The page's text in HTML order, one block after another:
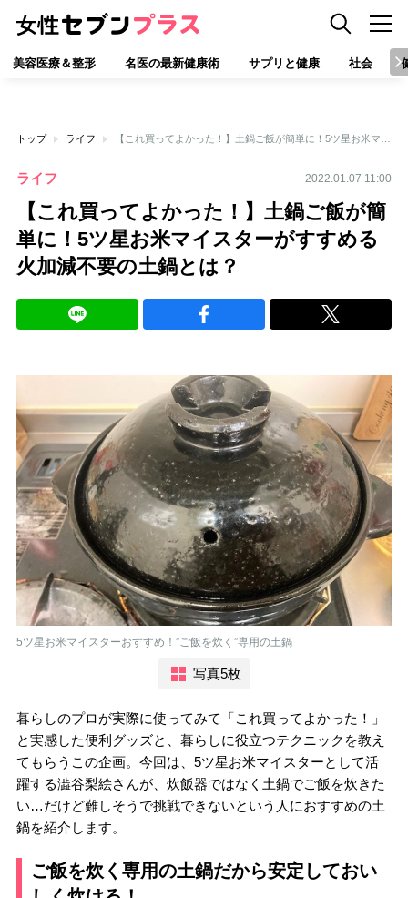
美容医療＆整形 名医の最新健康術 サプリと健康 社会
トップ ライフ
ライフ 2022.01.07 11:00
【これ買ってよかった！】土鍋ご飯が簡
単に！5ツ星お米マイスターがすすめる
火加減不要の土鍋とは？
5ツ星お米マイスターおすすめ！”ご飯を炊く”専用の土鍋
写真5枚
暮らしのプロが実際に使ってみて「これ買ってよかった！」
と実感した便利グッズと、暮らしに役立つテクニックを教え
てもらうこの企画。今回は、5ツ星お米マイスターとして活
躍する澁谷梨絵さんが、炊飯器ではなく土鍋でご飯を炊きた
い…だけど難しそうで挑戦できないという人におすすめの土
鍋を紹介します。
ご飯を炊く専用の土鍋だから安定しておい